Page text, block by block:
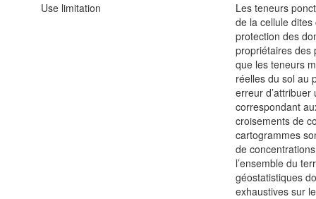
Use limitation
Les teneurs
de la cellule
protection des
propriétaires des
que les teneurs
réelles du sol au
erreur
correspondant
croisements de
cartogrammes
de
l’ensemble du
géostatistiques
exhaustives sur